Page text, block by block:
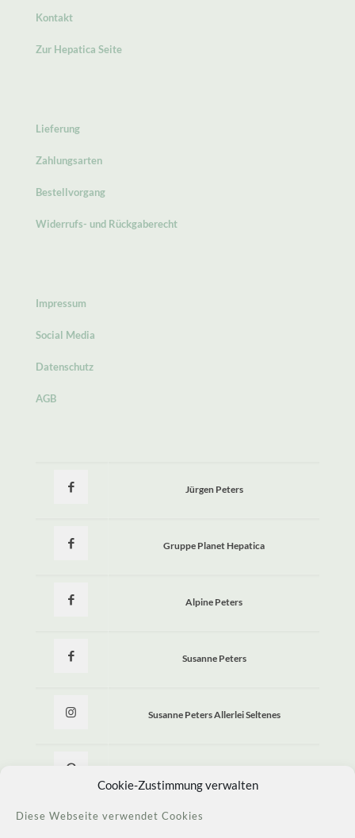
Cookie-Zustimmung verwalten
Diese Webseite verwendet Cookies
Kontakt
Zur Hepatica Seite
Lieferung
Zahlungsarten
Bestellvorgang
Widerrufs- und Rückgaberecht
Impressum
Social Media
Datenschutz
AGB
Jürgen Peters
Gruppe Planet Hepatica
Alpine Peters
Susanne Peters
Susanne Peters Allerlei Seltenes